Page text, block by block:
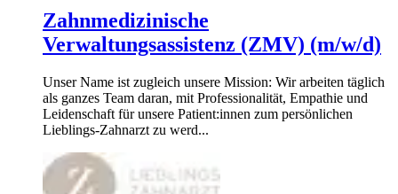
Zahnmedizinische
Verwaltungsassistenz (ZMV) (m/w/d)
Unser Name ist zugleich unsere Mission: Wir arbeiten täglich
als ganzes Team daran, mit Professionalität, Empathie und
Leidenschaft für unsere Patient:innen zum persönlichen
Lieblings-Zahnarzt zu werd...